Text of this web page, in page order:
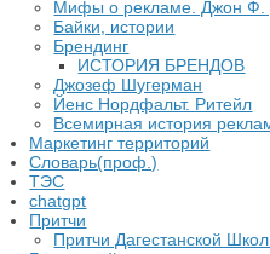
Мифы о рекламе. Джон Ф.
Байки, истории
Брендинг
ИСТОРИЯ БРЕНДОВ
Джозеф Шугерман
​Йенс Нордфальт. Ритейл
Всемирная история
Маркетинг территорий
Словарь(проф.)
ТЭС
chatgpt
Притчи
Притчи Дагестанской